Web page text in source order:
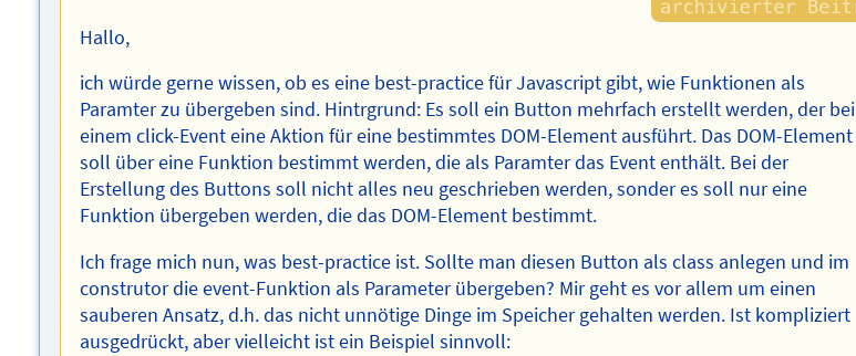
Hallo,
ich würde gerne wissen, ob es eine best-practice für Javascript gibt, wie Funktionen als
Paramter zu übergeben sind. Hintrgrund: Es soll ein Button mehrfach erstellt werden, der bei
einem click-Event eine Aktion für eine bestimmtes DOM-Element ausführt. Das DOM-Element
soll über eine Funktion bestimmt werden, die als Paramter das Event enthält. Bei der
Erstellung des Buttons soll nicht alles neu geschrieben werden, sonder es soll nur eine
Funktion übergeben werden, die das DOM-Element bestimmt.
Ich frage mich nun, was best-practice ist. Sollte man diesen Button als class anlegen und im
construtor die event-Funktion als Parameter übergeben? Mir geht es vor allem um einen
sauberen Ansatz, d.h. das nicht unnötige Dinge im Speicher gehalten werden. Ist kompliziert
ausgedrückt, aber vielleicht ist ein Beispiel sinnvoll: